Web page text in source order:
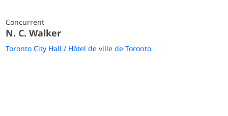
Concurrent
N. C. Walker
Toronto City Hall / Hôtel de ville de Toronto